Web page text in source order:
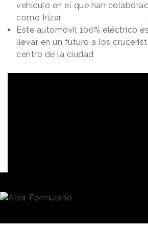
vehículo en el que han
como Irizar
Este automóvil 100% eléctrico
llevar en un futuro a los
centro de la ciudad